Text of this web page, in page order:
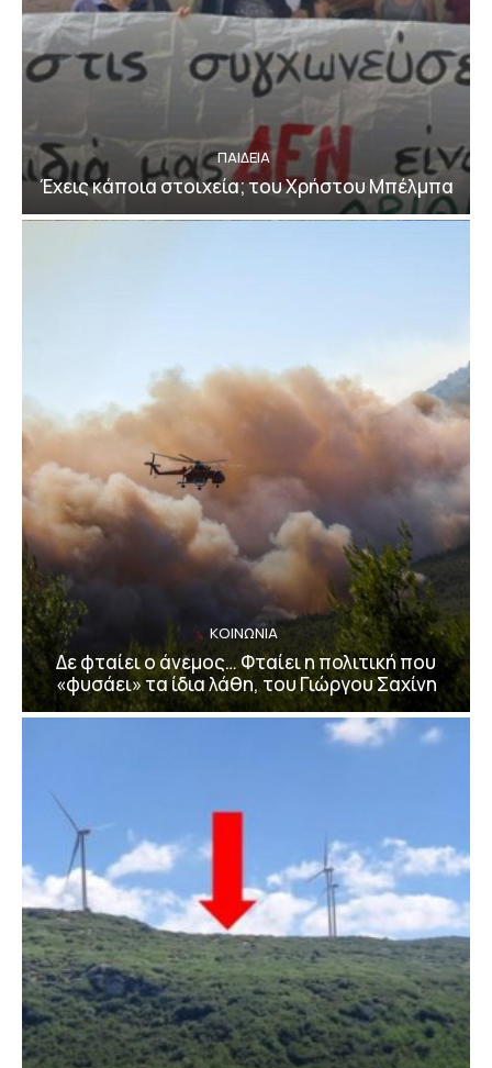
ΠΑΙΔΕΙΑ
Έχεις κάποια στοιχεία; του Χρήστου Μπέλμπα
ΚΟΙΝΩΝΙΑ
Δε φταίει ο άνεμος… Φταίει η πολιτική που
«φυσάει» τα ίδια λάθη, του Γιώργου Σαχίνη